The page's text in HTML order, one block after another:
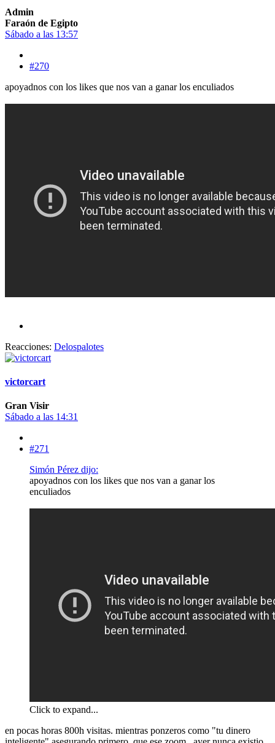
Admin
Faraón de Egipto
Sábado a las 13:57
#270
apoyadnos con los likes que nos van a ganar los enculiados
Reacciones: Delospalotes
victorcart
Gran Visir
Sábado a las 14:31
#271
Simón Pérez dijo:
apoyadnos con los likes que nos van a ganar los
enculiados
Click to expand...
en pocas horas 800h visitas. mientras ponzeros como "tu dinero